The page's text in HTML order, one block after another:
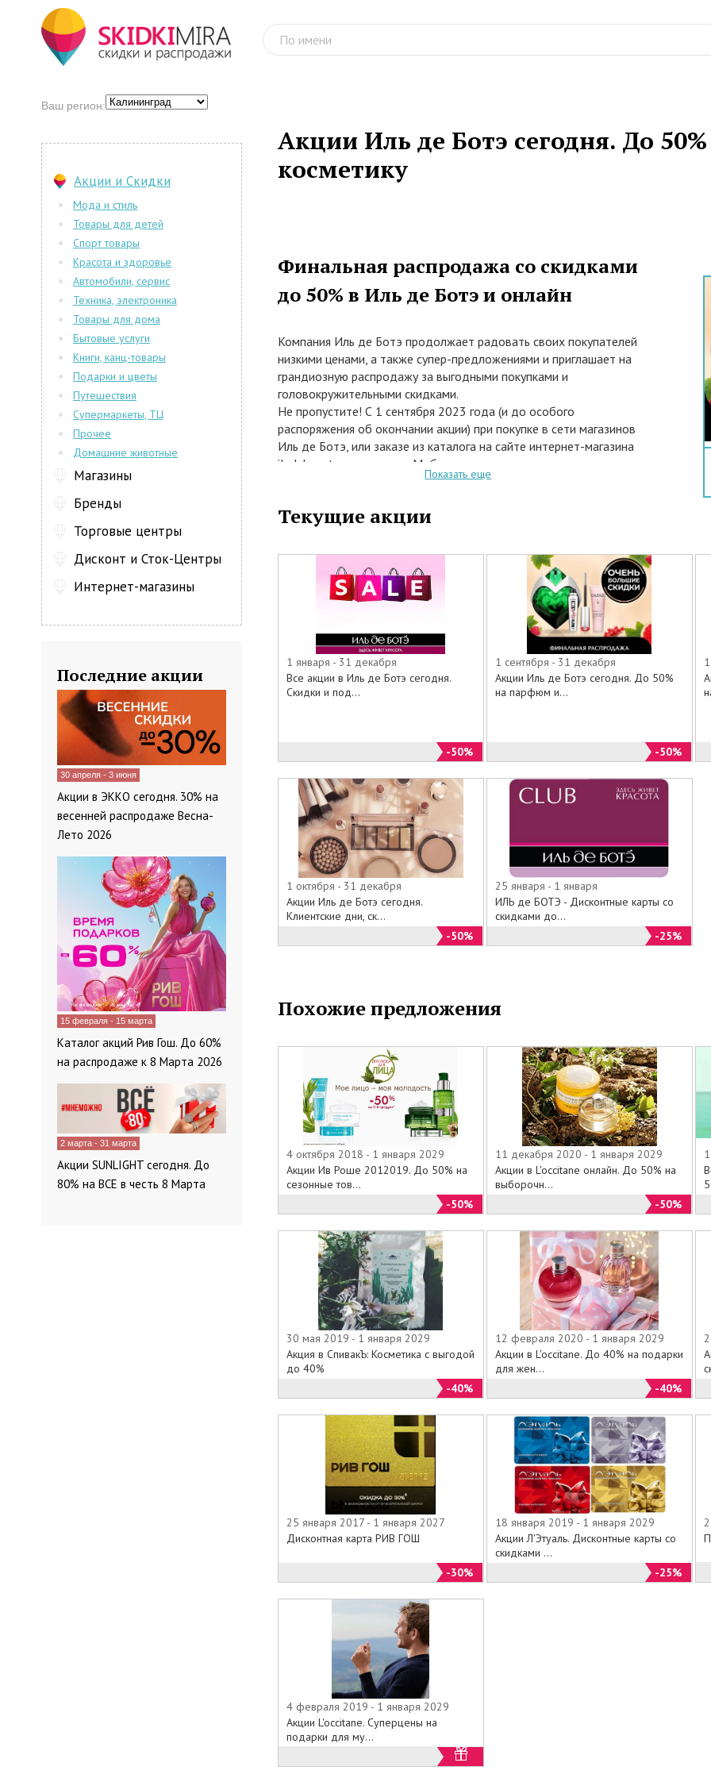
Акции Иль де Ботэ сегодня. До
косметику
Финальная распродажа со скидками
до 50% в Иль де Ботэ и онлайн
Компания Иль де Ботэ продолжает радовать своих покупателей
низкими ценами, а также супер-предложениями и приглашает на
грандиозную распродажу за выгодными покупками и
головокружительными скидками.
Не пропустите! С 1 сентября 2023 года (и до особого
распоряжения об окончании акции) при покупке в сети магазинов
Иль де Ботэ, или заказе из каталога на сайте интернет-магазина
iledebeaute.ru или через Мобильное приложение косметики и
парфюмерии любимых брендов из выделенного ассортимента
В акции участвуют следующие товары:
• Парфюмерная вода
• Косметика для глаз
• Маски
• Помады
• Карандаши для глаз
Также напоминаем, что каждый месяц вас ждет повышенный
кешбэк бонусов.
Приходите в наши бутики, или заказывайте из специального
онлайн-каталога на официальном сайте Иль де Ботэ все самое
необходимое по привлекательным ценам.
Показать еще
Текущие акции
1 января - 31 декабря
Все акции в Иль де Ботэ сегодня.
Скидки и под...
-50%
1 сентября - 31 декабря
Акции Иль де Ботэ сегодня. До 50%
на парфюм и...
-50%
1 октября - 31 декабря
Акции Иль де Ботэ сегодня.
Клиентские дни, ск...
-50%
25 января - 1 января
ИЛЬ де БОТЭ - Дисконтные карты со
скидками до...
-25%
Похожие предложения
4 октября 2018 - 1 января 2029
Акции Ив Роше 2012019. До 50% на
сезонные тов...
-50%
11 декабря 2020 - 1 января 2029
Акции в L'occitane онлайн. До 50% на
выборочн...
-50%
30 мая 2019 - 1 января 2029
Акция в СпивакЪ: Косметика с выгодой
до 40%
-40%
12 февраля 2020 - 1 января 2029
Акции в L'occitane. До 40% на подарки
для жен...
-40%
25 января 2017 - 1 января 2027
Дисконтная карта РИВ ГОШ
-30%
18 января 2019 - 1 января 2029
Акции Л'Этуаль. Дисконтные карты со
скидками ...
-25%
4 февраля 2019 - 1 января 2029
Акции L'occitane. Суперцены на
подарки для му...
Ваш регион:
Акции и Скидки
Мода и стиль
Товары для детей
Спорт товары
Красота и здоровье
Автомобили, сервис
Техника, электроника
Товары для дома
Бытовые услуги
Книги, канц-товары
Подарки и цветы
Путешествия
Супермаркеты, ТЦ
Прочее
Домашние животные
Магазины
Бренды
Торговые центры
Дисконт и Сток-Центры
Интернет-магазины
Последние акции
30 апреля - 3 июня
Акции в ЭККО сегодня. 30% на
весенней распродаже Весна-
Лето 2026
15 февраля - 15 марта
Каталог акций Рив Гош. До 60%
на распродаже к 8 Марта 2026
2 марта - 31 марта
Акции SUNLIGHT сегодня. До
80% на ВСЕ в честь 8 Марта